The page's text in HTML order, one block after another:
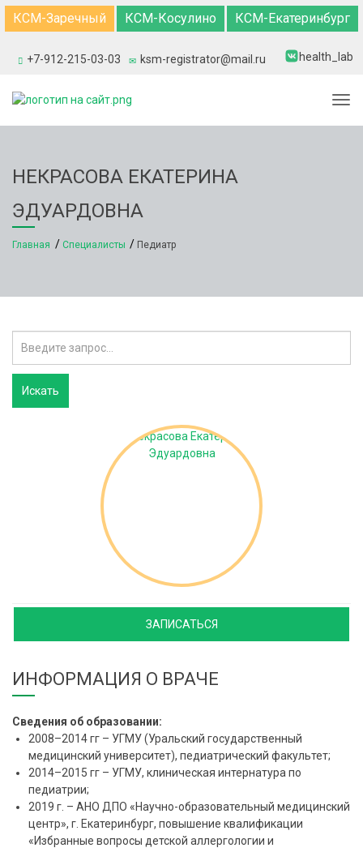
КСМ-Заречный КСМ-Косулино КСМ-Екатеринбург
+7-912-215-03-03 ksm-registrator@mail.ru health_lab
НЕКРАСОВА ЕКАТЕРИНА
ЭДУАРДОВНА
Главная Специалисты Педиатр
ЗАПИСАТЬСЯ
ИНФОРМАЦИЯ О ВРАЧЕ
Сведения об образовании:
2008–2014 гг – УГМУ (Уральский государственный
медицинский университет), педиатрический факультет;
2014–2015 гг – УГМУ, клиническая интернатура по
педиатрии;
2019 г. – АНО ДПО «Научно-образовательный медицинский
центр», г. Екатеринбург, повышение квалификации
«Избранные вопросы детской аллергологии и